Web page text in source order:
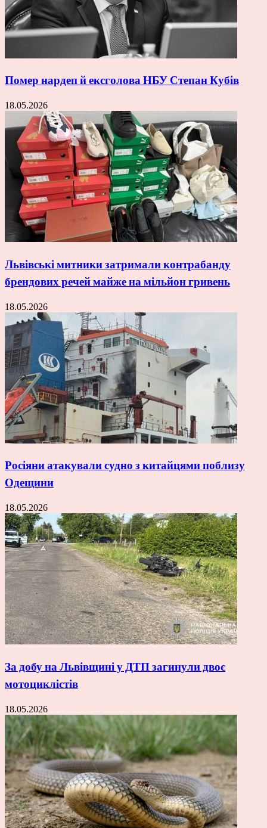
Помер нардеп й ексголова НБУ Степан Кубів
18.05.2026
Львівські митники затримали контрабанду
брендових речей майже на мільйон гривень
18.05.2026
Росіяни атакували судно з китайцями поблизу
Одещини
18.05.2026
За добу на Львівщині у ДТП загинули двоє
мотоциклістів
18.05.2026